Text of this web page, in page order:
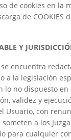
de cookies en la
de COOKIES
Y
encuentra
a la legislación
lo no dispuesto
validez y
Usuario, con
a los
para cualquier